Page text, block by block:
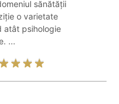
sănătății
o varietate
atât psihologie
...